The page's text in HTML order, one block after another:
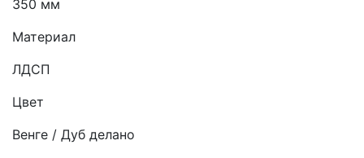
350 мм
Материал
ЛДСП
Цвет
Венге / Дуб делано